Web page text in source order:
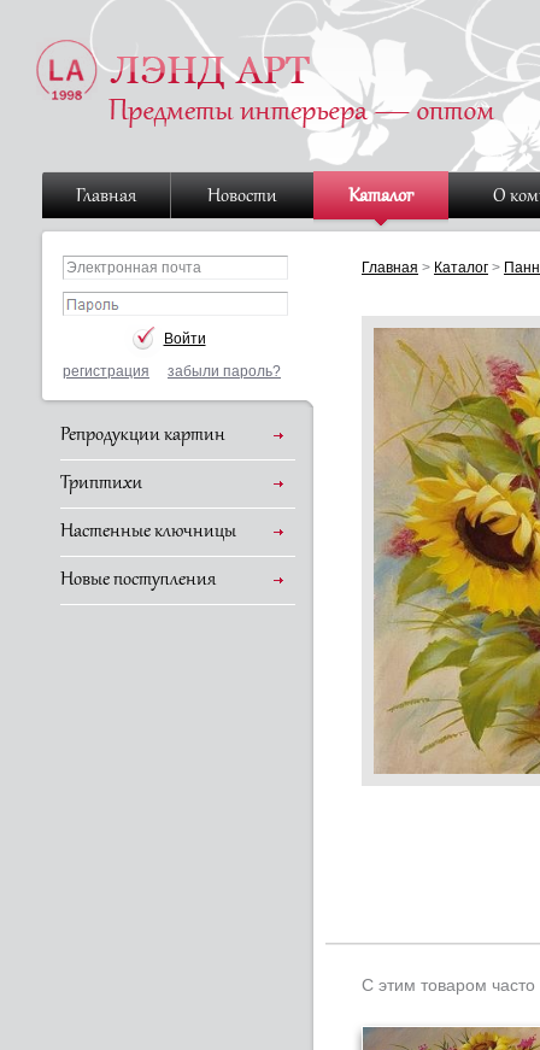
Главная Новости Каталог О
регистрация забыли пароль?
Репродукции картин
Триптихи
Настенные ключницы
Новые поступления
Главная > Каталог >
С этим товаром часто